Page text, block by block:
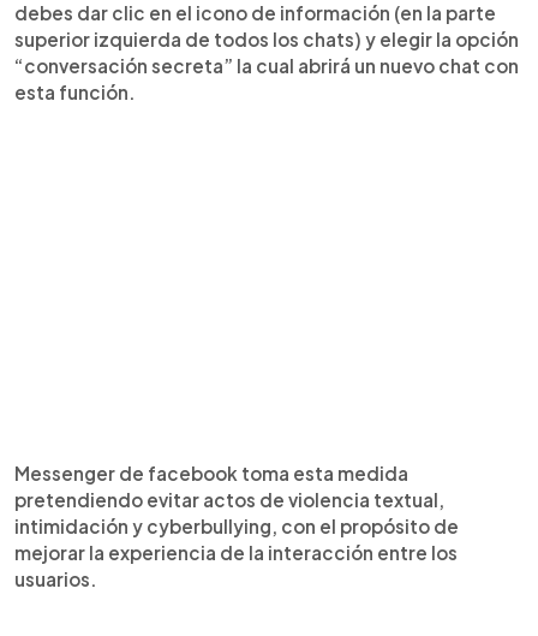
debes dar clic en el icono de información (en la parte
superior izquierda de todos los chats) y elegir la opción
“conversación secreta” la cual abrirá un nuevo chat con
esta función.
Messenger de facebook toma esta medida
pretendiendo evitar actos de violencia textual,
intimidación y cyberbullying, con el propósito de
mejorar la experiencia de la interacción entre los
usuarios.